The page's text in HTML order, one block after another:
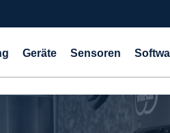
Geräte Sensoren